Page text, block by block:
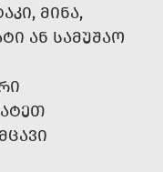
ᲛᲘᲜᲐ,
ᲐᲜ ᲡᲐᲛᲣᲨᲐᲝ